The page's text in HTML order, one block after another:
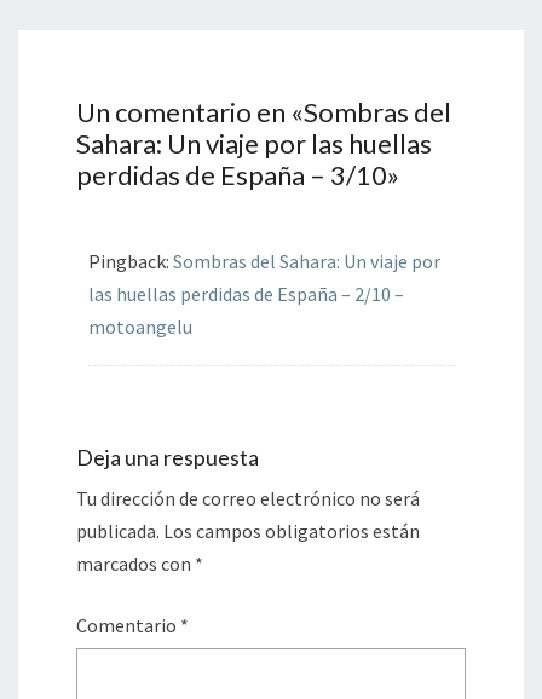
Un comentario en «Sombras del
Sahara: Un viaje por las huellas
perdidas de España – 3/10»
Pingback: Sombras del Sahara: Un viaje por
las huellas perdidas de España – 2/10 –
motoangelu
Deja una respuesta
Tu dirección de correo electrónico no será
publicada. Los campos obligatorios están
marcados con *
Comentario *